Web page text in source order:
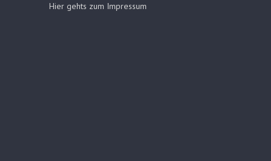
Hier gehts zum Impressum